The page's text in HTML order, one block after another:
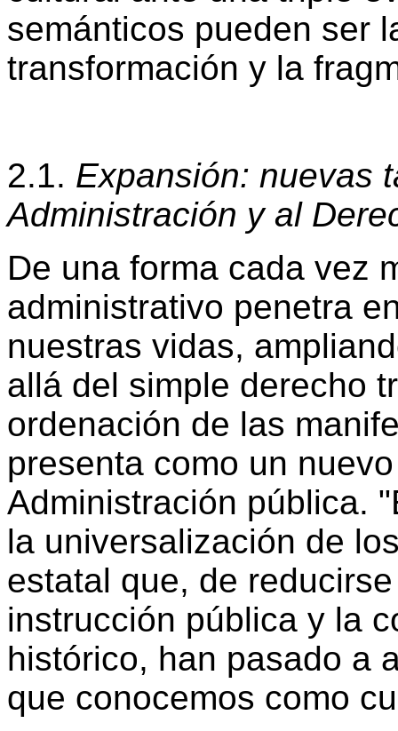
semánticos pueden ser
transformación y la
2.1. Expansión: nuevas
Administración y al
De una forma cada vez
administrativo penetra
nuestras vidas,
allá del simple derecho
ordenación de las
presenta como un
Administración pública.
la universalización de
estatal que, de
instrucción pública y la
histórico, han pasado a
que conocemos como